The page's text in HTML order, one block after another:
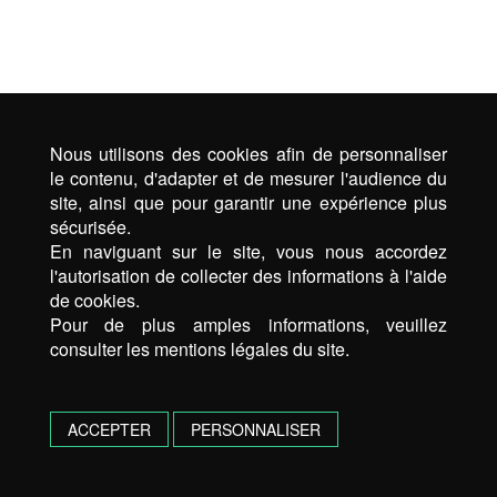
Nous utilisons des cookies afin de personnaliser
le contenu, d'adapter et de mesurer l'audience du
site, ainsi que pour garantir une expérience plus
sécurisée.
En naviguant sur le site, vous nous accordez
l'autorisation de collecter des informations à l'aide
de cookies.
Pour de plus amples informations, veuillez
consulter les mentions légales du site.
ACCEPTER PERSONNALISER